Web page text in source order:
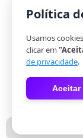
© HINODE
|
CÓDIGO DE
|
POLÍTICA
|
Política
Usamos
clicar em
de privacidade.